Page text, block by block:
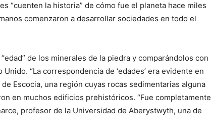
“cuenten la historia” de cómo fue el planeta hace miles
comenzaron a desarrollar sociedades en todo el
de los minerales de la piedra y comparándolos con
Unido. “La correspondencia de ‘edades’ era evidente en
Escocia, una región cuyas rocas sedimentarias alguna
en muchos edificios prehistóricos. “Fue completamente
profesor de la Universidad de Aberystwyth, una de